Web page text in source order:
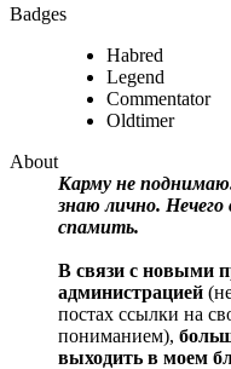
Badges
Habred
Legend
Commentator
Oldtimer
About
Карму не
знаю лично.
спамить.
В связи с новыми
администрацией
постах ссылки на
пониманием),
выходить в моем